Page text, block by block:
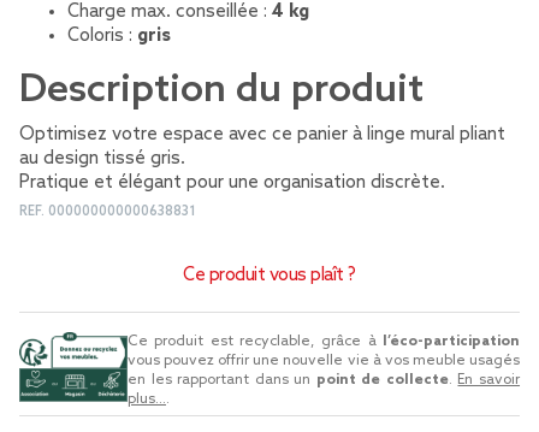
Charge max. conseillée : 4 kg
Coloris : gris
Description du produit
Optimisez votre espace avec ce panier à linge mural pliant
au design tissé gris.
Pratique et élégant pour une organisation discrète.
REF. 000000000000638831
Ce produit vous plaît ?
Ce produit est recyclable, grâce à
l’éco-participation
vous pouvez offrir une nouvelle vie à vos meuble usagés
en les rapportant dans un point de collecte. En savoir
plus....